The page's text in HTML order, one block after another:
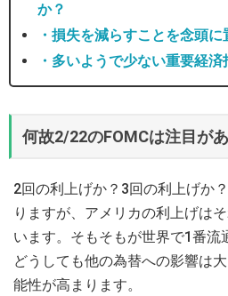
か？
・損失を減らすことを念頭
・多いようで少ない重要経済
何故2/22のFOMCは注目が
2回の利上げか？3回の利上げか
りますが、アメリカの利上げは
います。そもそもが世界で1番流
どうしても他の為替への影響は
能性が高まります。